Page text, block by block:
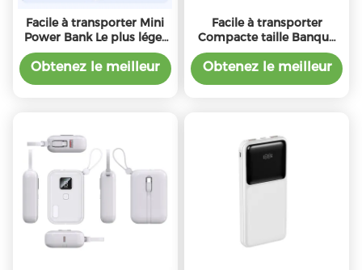
Facile à transporter Mini
Power Bank Le plus léger
10000mah Power Bank
avec PD22.5W de sortie
Obtenez le meilleur
Facile à transporter
Compacte taille Banque
d'alimentation 3000mAh
Compatibilité universelle
Obtenez le meilleur